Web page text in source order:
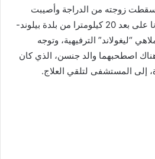
سقطت زوجته من الدراجة وأصيبت
بكسر في عظم الترقوة، وكانا على بعد 20 كيلومترا من بلدة بيلوند-
“ليغولاند” الترفيهية، وتوجه
اصطحبهما والد جنسن، الذي كان
إلى المستشفى لتلقي العلاج.